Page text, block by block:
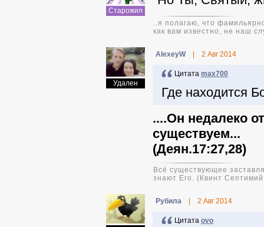
Старожил
..я полагаю, что
как вам известно, не наш
Удален
AlexeyW 2 Авг 2014
Цитата max700
Где находится
....Он недалеко
существуем...
(Деян.17:27,28)
Всё существующее
знают Его. (Квинт
Pyбила 2 Авг 2014
Цитата ovo